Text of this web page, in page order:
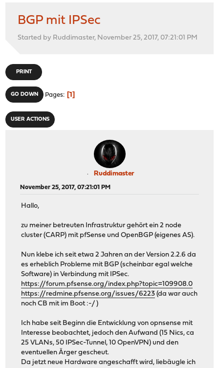
BGP mit IPSec
Started by Ruddimaster, November 25, 2017, 07:21:01 PM
PRINT
GO DOWN Pages 1
USER ACTIONS
Ruddimaster
November 25, 2017, 07:21:01 PM
Hallo,
zu meiner betreuten Infrastruktur gehört ein 2 node
cluster (CARP) mit pfSense und OpenBGP (eigenes AS).
Nun klebe ich seit etwa 2 Jahren an der Version 2.2.6 da
es erheblich Probleme mit BGP (scheinbar egal welche
Software) in Verbindung mit IPSec.
https://forum.pfsense.org/index.php?topic=109908.0
https://redmine.pfsense.org/issues/6223 (da war auch
noch CB mit im Boot :-/ )
Ich habe seit Beginn die Entwicklung von opnsense mit
Interesse beobachtet, jedoch den Aufwand (15 Nics, ca
25 VLANs, 50 IPSec-Tunnel, 10 OpenVPN) und den
eventuellen Ärger gescheut.
Da jetzt neue Hardware angeschafft wird, liebäugle ich